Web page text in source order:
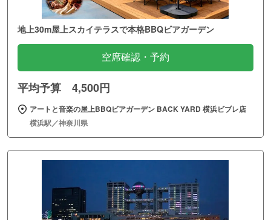
地上30m屋上スカイテラスで本格BBQビアガーデン
空席確認・予約
平均予算 4,500円
アートと音楽の屋上BBQビアガーデン BACK YARD 横浜ビブレ店
横浜駅／神奈川県